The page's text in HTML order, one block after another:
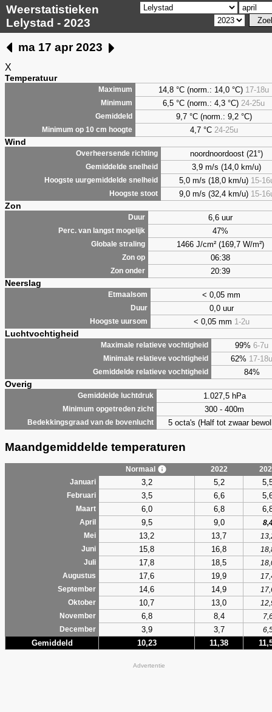
Weerstatistieken
Lelystad - 2023
ma 17 apr 2023
X
Temperatuur
Maximum 14,8 °C (norm.: 14,0 °C) 17-18u
Minimum 6,5 °C (norm.: 4,3 °C) 24-25u
Gemiddeld 9,7°C (norm.: 9,2 °C)
Minimum op 10 cm hoogte 4,7°C 24-25u
Wind
Overheersende richting noordnoordoost (21°)
Gemiddelde snelheid 3,9 m/s (14,0 km/u)
Hoogste uurgemiddelde snelheid 5,0 m/s (18,0 km/u) 15-
Hoogste stoot 9,0 m/s (32,4 km/u) 15-
Zon
Duur 6,6 uur
Perc. van langst mogelijk 47%
Globale straling 1466 J/cm² (169,7 W/m²)
Zon op 06:38
Zon onder 20:39
Neerslag
Etmaalsom < 0,05 mm
Duur 0,0 uur
Hoogste uursom < 0,05 mm 1-2u
Luchtvochtigheid
Maximale relatieve vochtigheid 99% 6-7u
Minimale relatieve vochtigheid 62% 17-18u
Gemiddelde relatieve vochtigheid 84%
Overig
Gemiddelde luchtdruk 1.027,5 hPa
Minimum opgetreden zicht 300 - 400m
Bedekkingsgraad van de bovenlucht 5 octa's (Half tot zwaar
Maandgemiddelde temperaturen
Normaal 2022
Januari
3,2 5,2
Februari 3,5 6,6
Maart 6,0 6,8
April 9,5 9,0
Mei
13,2 13,7
Juni
15,8 16,8
Juli
17,8 18,5
Augustus
17,6 19,9
September
14,6 14,9
Oktober
10,7 13,0
November
6,8 8,4
December
3,9 3,7
Gemiddeld 10,23 11,38
Advertentie